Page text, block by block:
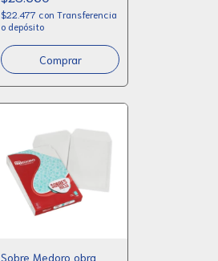
$22.477 con Transferencia
o depósito
Sobre Medoro obra